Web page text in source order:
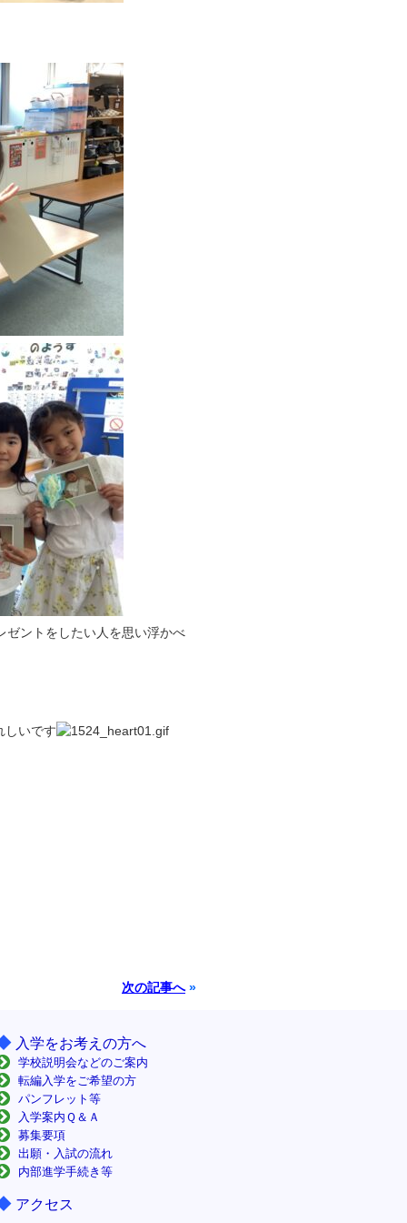
ゼントをしたい人を思い浮かべ
しいです
次の記事へ»
入学をお考えの方へ
学校説明会などのご案内
転編入学をご希望の方
パンフレット等
入学案内Ｑ＆Ａ
募集要項
出願・入試の流れ
内部進学手続き等
アクセス